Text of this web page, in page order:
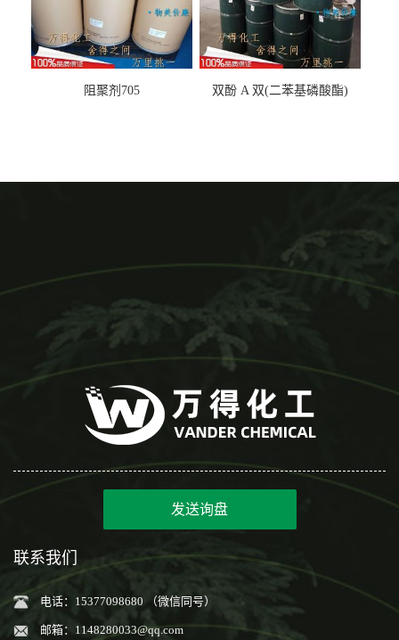
阻聚剂705 双酚 A 双(二苯基磷酸酯)
发送询盘
联系我们
电话：15377098680 （微信同号）
邮箱： 1148280033@qq.com